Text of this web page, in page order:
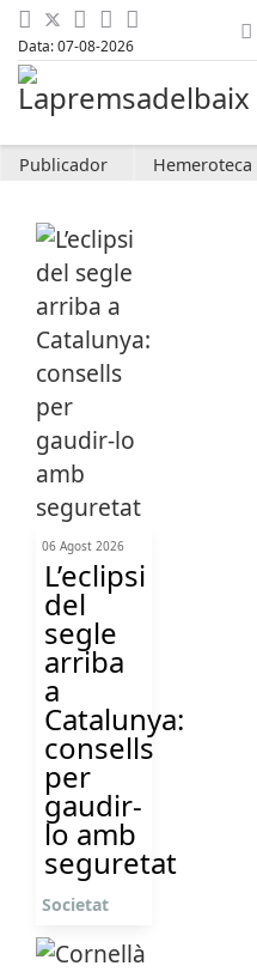
Data: 07-08-2026
Publicador Hemeroteca
06 Agost 2026
L’eclipsi
del
segle
arriba
a
Catalunya:
consells
per
gaudir-
lo amb
seguretat
Societat